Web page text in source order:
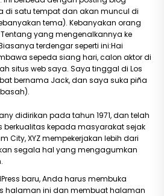
di satu tempat dan akan muncul di
tema). Kebanyakan orang
yang mengenalkannya ke
terdengar seperti ini:Hai
sepeda siang hari, calon aktor di
situs web saya. Saya tinggal di Los
bernama Jack, dan saya suka piña
didirikan pada tahun 1971, dan telah
berkualitas kepada masyarakat sejak
City, XYZ mempekerjakan lebih dari
segala hal yang mengagumkan
baru, Anda harus membuka
halaman ini dan membuat halaman